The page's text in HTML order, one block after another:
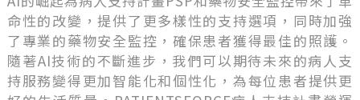
命性的改變，提供了更多樣性的支持選項，同時加強
了專業的藥物安全監控，確保患者獲得最佳的照護。
隨著AI技術的不斷進步，我們可以期待未來的病人支
持服務變得更加智能化和個性化，為每位患者提供更